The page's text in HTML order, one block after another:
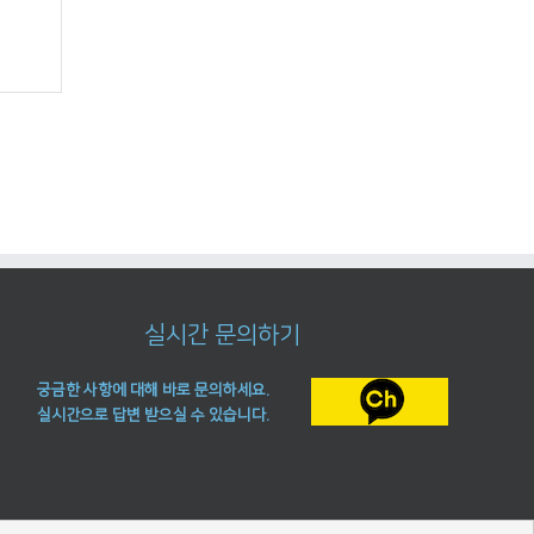
실시간 문의하기
궁금한 사항에 대해 바로 문의하세요.
실시간으로 답변 받으실 수 있습니다.